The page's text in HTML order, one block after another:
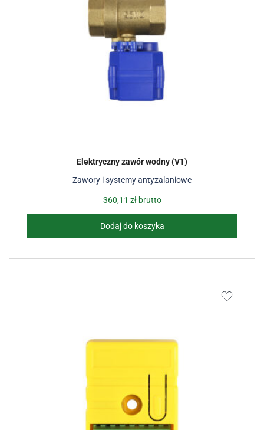
Zawory i systemy antyzalaniowe
Elektryczny zawór wodny (V1)
360,11 złbrutto
Dodaj do koszyka